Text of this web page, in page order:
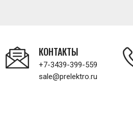
КОНТАКТЫ
+7-3439-399-559
sale@prelektro.ru